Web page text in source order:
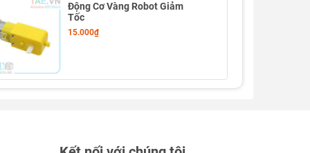
Động Cơ Vàng Robot Giảm
Tốc
15.000₫